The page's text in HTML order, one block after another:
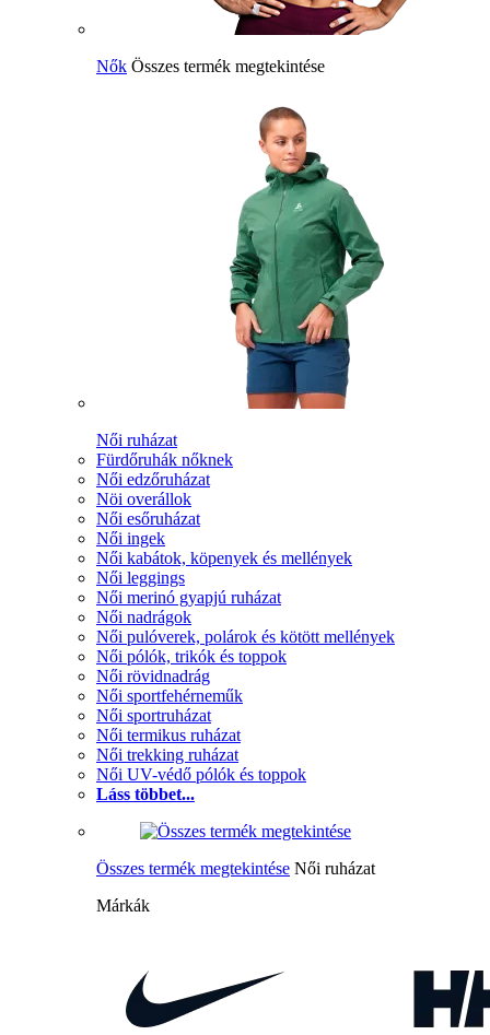
Nők Összes termék megtekintése
Női ruházat
Fürdőruhák nőknek
Női edzőruházat
Nöi overállok
Női esőruházat
Női ingek
Női kabátok, köpenyek és mellények
Női leggings
Női merinó gyapjú ruházat
Női nadrágok
Női pulóverek, polárok és kötött mellények
Női pólók, trikók és toppok
Női rövidnadrág
Női sportfehérneműk
Női sportruházat
Női termikus ruházat
Női trekking ruházat
Női UV-védő pólók és toppok
Láss többet...
Összes termék megtekintése Női ruházat
Márkák